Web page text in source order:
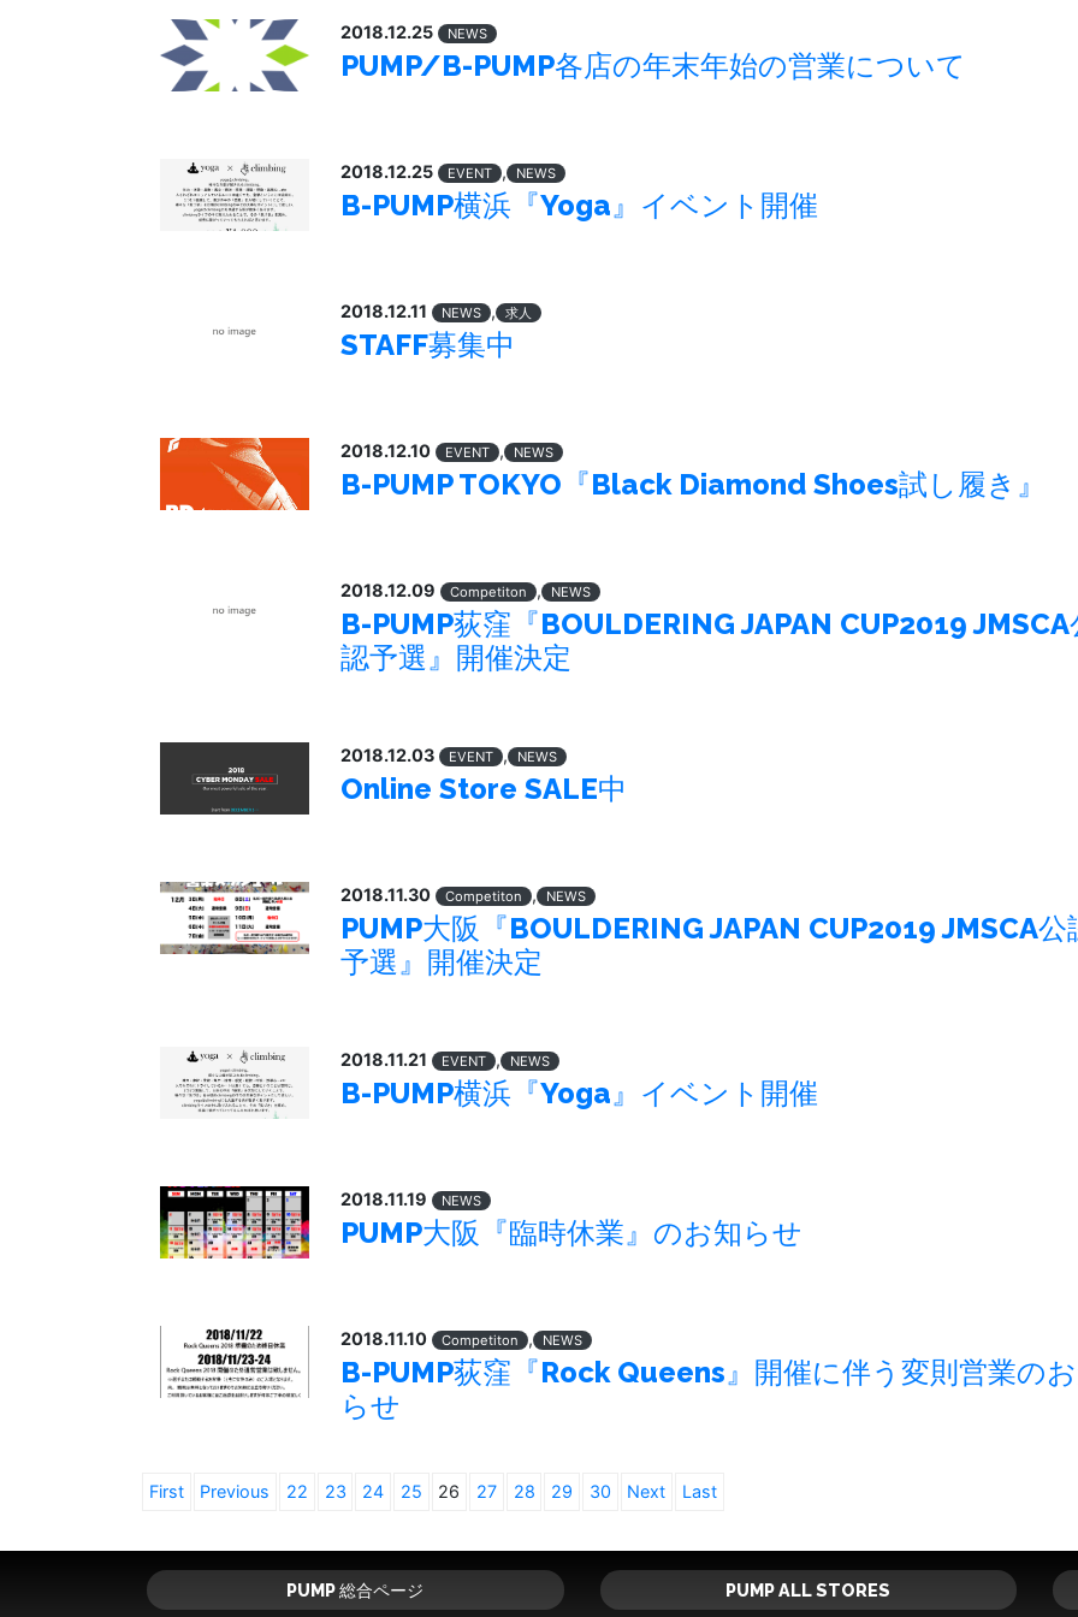
2018.12.25 NEWS
PUMP/B-PUMP各店の年末年始の営業について
2018.12.25 EVENT , NEWS
B-PUMP横浜『Yoga』イベント開催
2018.12.11 NEWS , 求人
STAFF募集中
2018.12.10 EVENT , NEWS
B-PUMP TOKYO『Black Diamond Shoes試し履き』
2018.12.09 Competiton , NEWS
B-PUMP荻窪『BOULDERING JAPAN CUP2019 JMSCA
認予選』開催決定
2018.12.03 EVENT , NEWS
Online Store SALE中
2018.11.30 Competiton , NEWS
PUMP大阪『BOULDERING JAPAN CUP2019 JMSCA公
予選』開催決定
2018.11.21 EVENT , NEWS
B-PUMP横浜『Yoga』イベント開催
2018.11.19 NEWS
PUMP大阪『臨時休業』のお知らせ
2018.11.10 Competiton , NEWS
B-PUMP荻窪『Rock Queens』開催に伴う変則営業の
らせ
First Previous 22 23 24 25 26 27 28 29 30 Next Last
PUMP 総合ページ PUMP ALL STORES